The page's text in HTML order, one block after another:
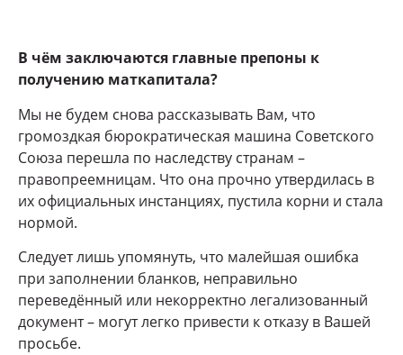
В чём заключаются главные препоны к
получению маткапитала?
Мы не будем снова рассказывать Вам, что
громоздкая бюрократическая машина Советского
Союза перешла по наследству странам –
правопреемницам. Что она прочно утвердилась в
их официальных инстанциях, пустила корни и стала
нормой.
Следует лишь упомянуть, что малейшая ошибка
при заполнении бланков, неправильно
переведённый или некорректно легализованный
документ – могут легко привести к отказу в Вашей
просьбе.